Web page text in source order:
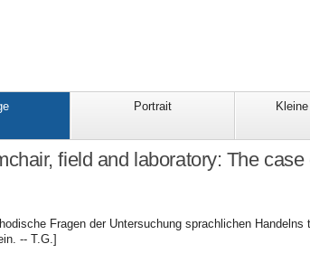
Portrait
field and laboratory: The
Fragen der Untersuchung sprachlichen
-- T.G.]